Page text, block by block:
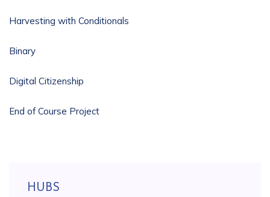
Harvesting with Conditionals
Binary
Digital Citizenship
End of Course Project
HUBS